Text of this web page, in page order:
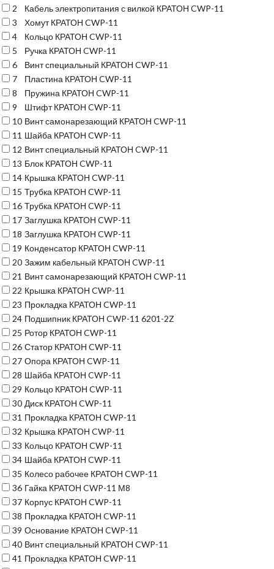
2
Кабель электропитания с вилкой КРАТОН CWP-11
3
Хомут КРАТОН CWP-11
4
Кольцо КРАТОН CWP-11
5
Ручка КРАТОН CWP-11
6
Винт специальный КРАТОН CWP-11
7
Пластина КРАТОН CWP-11
8
Пружина КРАТОН CWP-11
9
Штифт КРАТОН CWP-11
10 Винт самонарезающий КРАТОН CWP-11
11 Шайба КРАТОН CWP-11
12 Винт специальный КРАТОН CWP-11
13 Блок КРАТОН CWP-11
14 Крышка КРАТОН CWP-11
15 Трубка КРАТОН CWP-11
16 Трубка КРАТОН CWP-11
17 Заглушка КРАТОН CWP-11
18 Заглушка КРАТОН CWP-11
19 Конденсатор КРАТОН CWP-11
20 Зажим кабельный КРАТОН CWP-11
21 Винт самонарезающий КРАТОН CWP-11
22 Крышка КРАТОН CWP-11
23 Прокладка КРАТОН CWP-11
24 Подшипник КРАТОН CWP-11 6201-2Z
25 Ротор КРАТОН CWP-11
26 Статор КРАТОН CWP-11
27 Опора КРАТОН CWP-11
28 Шайба КРАТОН CWP-11
29 Кольцо КРАТОН CWP-11
30 Диск КРАТОН CWP-11
31 Прокладка КРАТОН CWP-11
32 Крышка КРАТОН CWP-11
33 Кольцо КРАТОН CWP-11
34 Шайба КРАТОН CWP-11
35 Колесо рабочее КРАТОН CWP-11
36 Гайка КРАТОН CWP-11 М8
37 Корпус КРАТОН CWP-11
38 Прокладка КРАТОН CWP-11
39 Основание КРАТОН CWP-11
40 Винт специальный КРАТОН CWP-11
41 Прокладка КРАТОН CWP-11